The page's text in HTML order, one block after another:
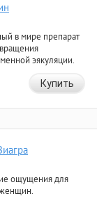
в мире препарат
эякуляции.
Купить
ощущения для